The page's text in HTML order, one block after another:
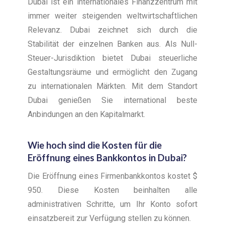
immer weiter steigenden weltwirtschaftlichen
Relevanz. Dubai zeichnet sich durch die
Stabilität der einzelnen Banken aus. Als Null-
Steuer-Jurisdiktion bietet Dubai steuerliche
Gestaltungsräume und ermöglicht den Zugang
zu internationalen Märkten. Mit dem Standort
Dubai genießen Sie international beste
Anbindungen an den Kapitalmarkt.
Wie hoch sind die Kosten für die
Eröffnung eines Bankkontos in Dubai?
Die Eröffnung eines Firmenbankkontos kostet $
950. Diese Kosten beinhalten alle
administrativen Schritte, um Ihr Konto sofort
einsatzbereit zur Verfügung stellen zu können.